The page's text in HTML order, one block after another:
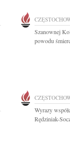
Szanownej
powodu
Wyrazy
Rędziniak-